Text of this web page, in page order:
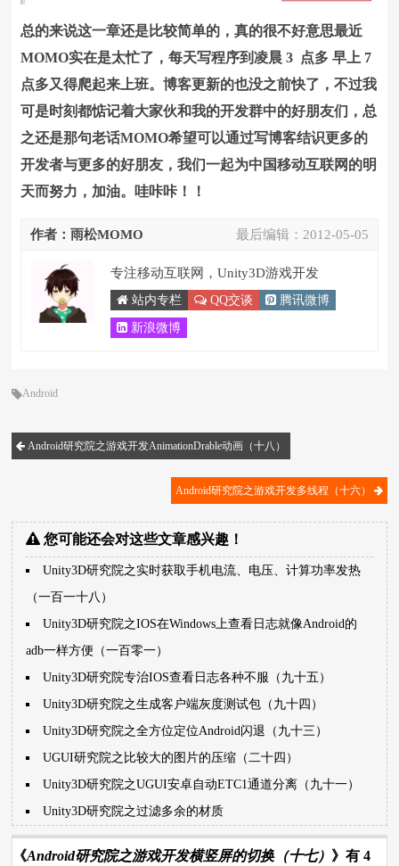
总的来说这一章还是比较简单的，真的很不好意思最近
MOMO实在是太忙了，每天写程序到凌晨 3 点多 早上 7
点多又得爬起来上班。博客更新的也没之前快了，不过我
可是时刻都惦记着大家伙和我的开发群中的好朋友们，总
之还是那句老话MOMO希望可以通过写博客结识更多的
开发者与更多的好朋友，我们一起为中国移动互联网的明
天而努力，加油。哇咔咔！！
最后编辑： 2012-05-05
作者：雨松MOMO
专注移动互联网，Unity3D游戏开发
站内专栏 QQ交谈 腾讯微博
新浪微博
Android
Android研究院之游戏开发AnimationDrable动画（十八）
Android研究院之游戏开发多线程（十六）
您可能还会对这些文章感兴趣！
Unity3D研究院之实时获取手机电流、电压、计算功率发热
（一百一十八）
Unity3D研究院之IOS在Windows上查看日志就像Android的
adb一样方便（一百零一）
Unity3D研究院专治IOS查看日志各种不服（九十五）
Unity3D研究院之生成客户端灰度测试包（九十四）
Unity3D研究院之全方位定位Android闪退（九十三）
UGUI研究院之比较大的图片的压缩（二十四）
Unity3D研究院之UGUI安卓自动ETC1通道分离（九十一）
Unity3D研究院之过滤多余的材质
《Android研究院之游戏开发横竖屏的切换（十七） 》有 4